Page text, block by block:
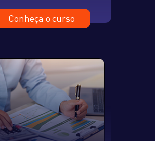
Conheça o curso